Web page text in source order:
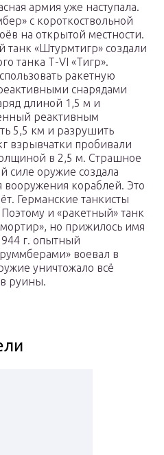
армия уже наступала.
с короткоствольной
на открытой местности.
танк «Штурмтигр» создали
танка Т-VI «Тигр».
ракетную
снарядами
длиной 1,5 м и
реактивным
5,5 км и разрушить
взрывчатки пробивали
в 2,5 м. Страшное
силе оружие создала
кораблей. Это
Германские танкисты
и «ракетный» танк
но прижилось имя
г. опытный
воевал в
уничтожало всё
руины.